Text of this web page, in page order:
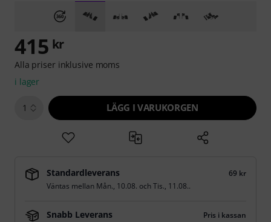
415 kr
Alla priser inklusive moms
i lager
1 LÄGG I VARUKORGEN
Standardleverans
69 kr
Väntas mellan Mån., 10.08. ochTis., 11.08..
Snabb Leverans
Pris i kassan